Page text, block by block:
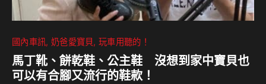
國內車訊 奶爸愛寶貝 玩車用聽的！
馬丁靴、餅乾鞋、公主鞋 沒想到家中寶貝也
可以有合腳又流行的鞋款！